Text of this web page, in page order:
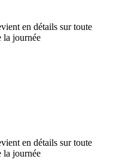
en détails sur toute
la journée
en détails sur toute
la journée